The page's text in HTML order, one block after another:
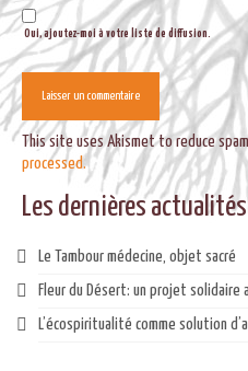
Oui, ajoutez-moi à votre liste de diffusion.
This site uses Akismet to reduce
processed.
Les dernières actualités
Le Tambour médecine, objet sacré
Fleur du Désert: un projet solidaire
L’écospiritualité comme solution